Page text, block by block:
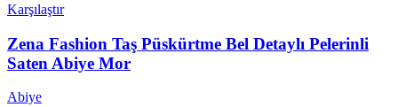
Karşılaştır
Zena Fashion Taş Püskürtme Bel Detaylı Pelerinli
Saten Abiye Mor
Abiye